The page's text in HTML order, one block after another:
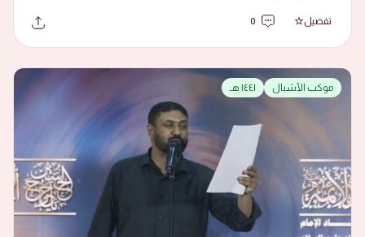
تفضيل 0
موكب الأشبال ١٤٤١ هـ